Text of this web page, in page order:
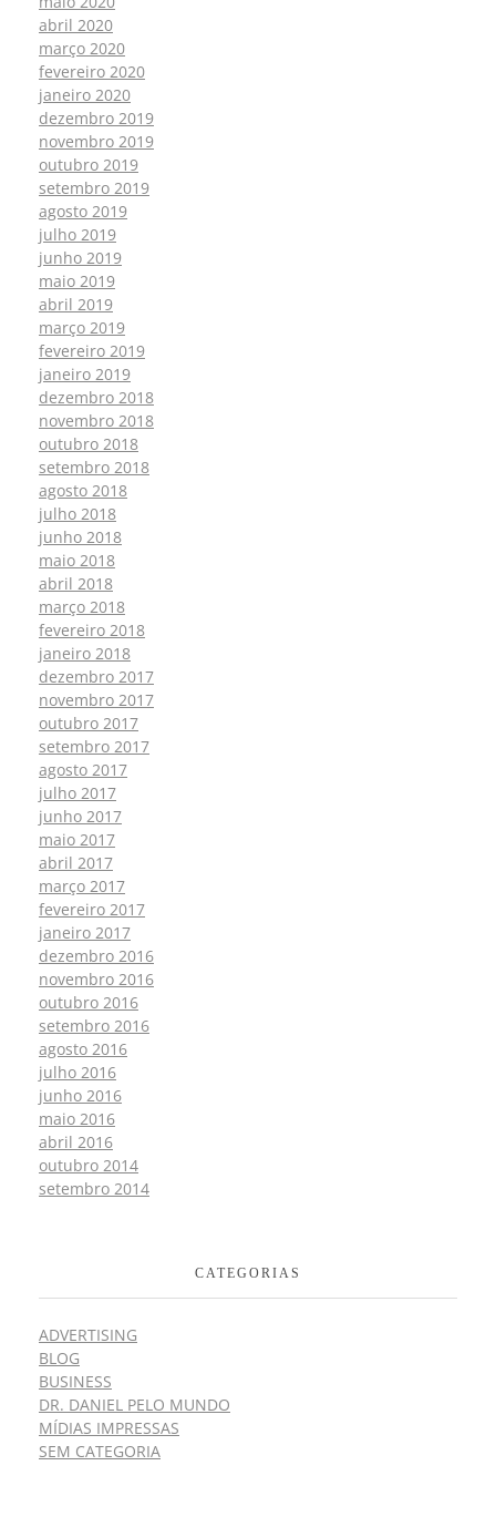
abril 2020
março 2020
fevereiro 2020
janeiro 2020
dezembro 2019
novembro 2019
outubro 2019
setembro 2019
agosto 2019
julho 2019
junho 2019
maio 2019
abril 2019
março 2019
fevereiro 2019
janeiro 2019
dezembro 2018
novembro 2018
outubro 2018
setembro 2018
agosto 2018
julho 2018
junho 2018
maio 2018
abril 2018
março 2018
fevereiro 2018
janeiro 2018
dezembro 2017
novembro 2017
outubro 2017
setembro 2017
agosto 2017
julho 2017
junho 2017
maio 2017
abril 2017
março 2017
fevereiro 2017
janeiro 2017
dezembro 2016
novembro 2016
outubro 2016
setembro 2016
agosto 2016
julho 2016
junho 2016
maio 2016
abril 2016
outubro 2014
setembro 2014
CATEGORIAS
ADVERTISING
BLOG
BUSINESS
DR. DANIEL PELO MUNDO
MÍDIAS IMPRESSAS
SEM CATEGORIA